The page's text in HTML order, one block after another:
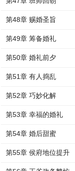
第48章 赐婚圣旨
第49章 筹备婚礼
第50章 婚礼前夕
第51章 有人捣乱
第52章 巧妙化解
第53章 幸福的婚礼
第54章 婚后甜蜜
第55章 侯府地位提升